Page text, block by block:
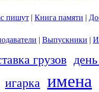
пишут | Книга памяти |
| Выпускники |
грузов
игарка имена